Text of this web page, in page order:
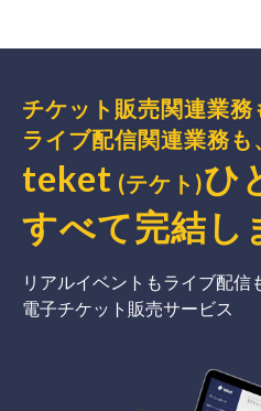
チケット販売関連業務
ライブ配信関連業務も
teket (テケト)ひ
すべて完結 し
リアルイベントもライブ配信
電子チケット販売サービス